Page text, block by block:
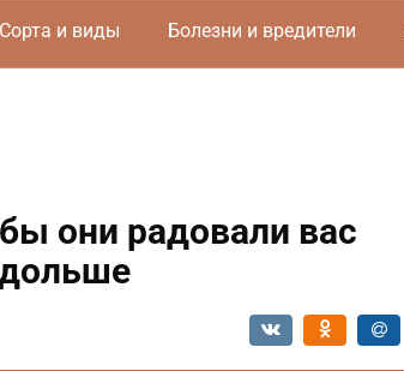
Сорта и виды Болезни и вредители
они радовали вас